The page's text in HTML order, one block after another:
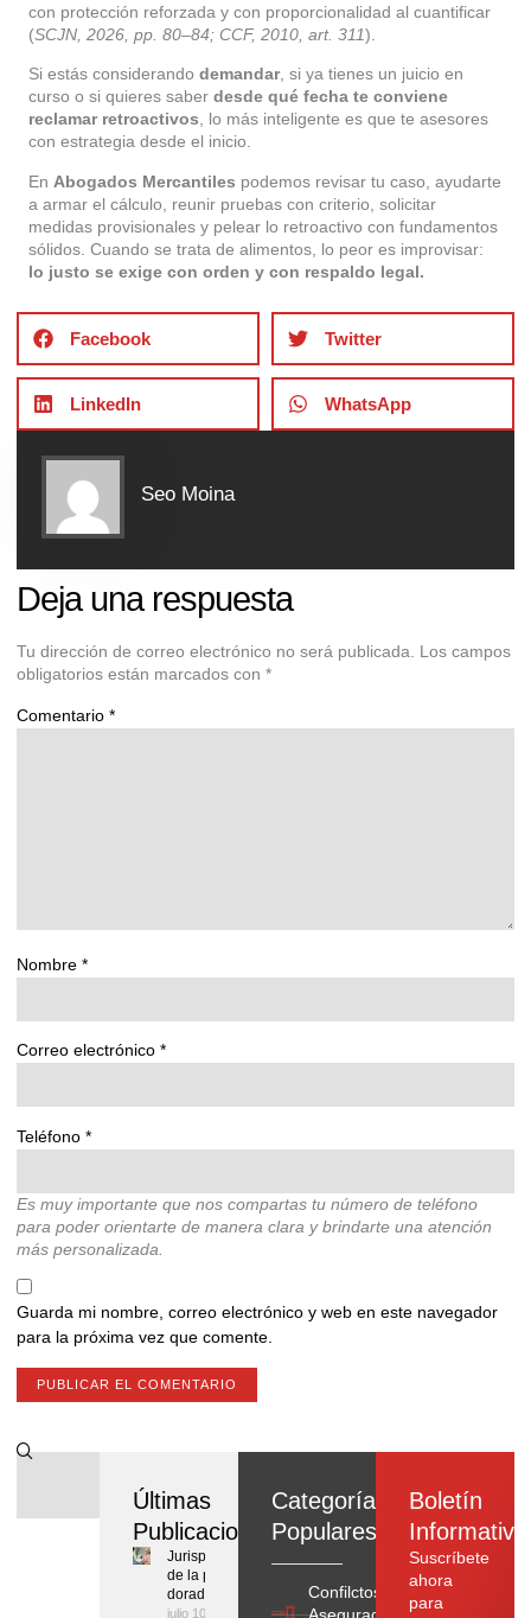
con protección reforzada y con proporcionalidad al cuantificar
(SCJN, 2026, pp. 80–84; CCF, 2010, art. 311).
Si estás considerando demandar, si ya tienes un juicio en
curso o si quieres saber desde qué fecha te conviene
reclamar retroactivos, lo más inteligente es que te asesores
con estrategia desde el inicio.
En Abogados Mercantiles podemos revisar tu caso, ayudarte
a armar el cálculo, reunir pruebas con criterio, solicitar
medidas provisionales y pelear lo retroactivo con fundamentos
sólidos. Cuando se trata de alimentos, lo peor es improvisar:
lo justo se exige con orden y con respaldo legal.
Facebook Twitter
LinkedIn WhatsApp
Seo Moina
Deja una respuesta
Tu dirección de correo electrónico no será publicada.
Los campos
obligatorios están marcados con *
Comentario *
Nombre *
Correo electrónico *
Teléfono *
Es muy importante que nos compartas tu número de teléfono
para poder orientarte de manera clara y brindarte una atención
más personalizada.
Guarda mi nombre, correo electrónico y web en este navegador
para la próxima vez que comente.
Últimas
Publicaciones
Jurisprudencia
de la pensión
dorada
julio 10, 2026
Categorías
Populares
Confilctos con
Boletín
Informativo
Suscríbete
ahora
para